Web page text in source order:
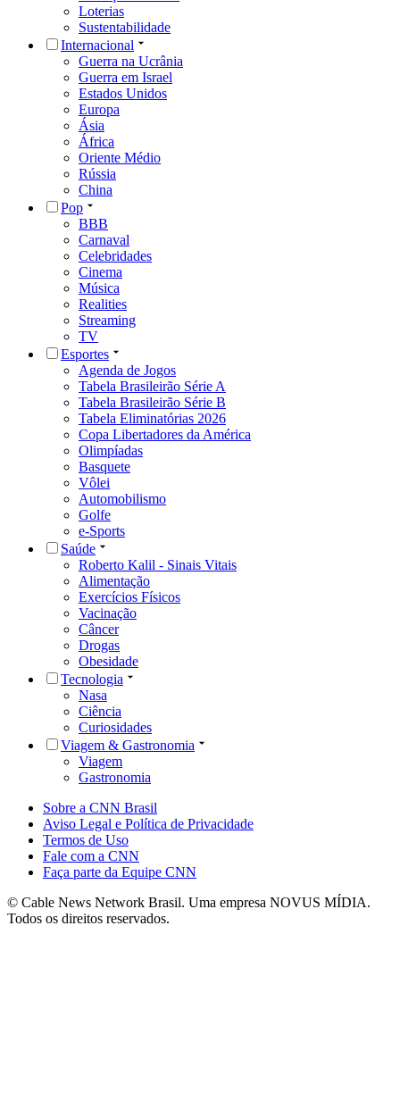
Loterias
Sustentabilidade
Internacional
Guerra na Ucrânia
Guerra em Israel
Estados Unidos
Europa
Ásia
África
Oriente Médio
Rússia
China
Pop
BBB
Carnaval
Celebridades
Cinema
Música
Realities
Streaming
TV
Esportes
Agenda de Jogos
Tabela Brasileirão Série A
Tabela Brasileirão Série B
Tabela Eliminatórias 2026
Copa Libertadores da América
Olimpíadas
Basquete
Vôlei
Automobilismo
Golfe
e-Sports
Saúde
Roberto Kalil - Sinais Vitais
Alimentação
Exercícios Físicos
Vacinação
Câncer
Drogas
Obesidade
Tecnologia
Nasa
Ciência
Curiosidades
Viagem & Gastronomia
Viagem
Gastronomia
Sobre a CNN Brasil
Aviso Legal e Política de Privacidade
Termos de Uso
Fale com a CNN
Faça parte da Equipe CNN
© Cable News Network Brasil. Uma empresa NOVUS MÍDIA.
Todos os direitos reservados.